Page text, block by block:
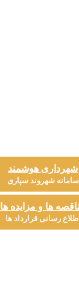
شهرداری هوشمند
سامانه شهروند سپاری
ها و مزایده ها
اطلاع رسانی قرارداد ها